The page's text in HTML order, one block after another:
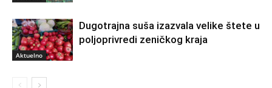
Aktuelno
Dugotrajna suša izazvala velike štete u
poljoprivredi zeničkog kraja